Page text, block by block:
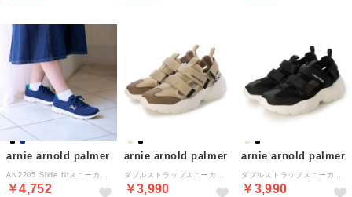
arnie arnold palmer
￥4,752
arnie arnold palmer
￥3,990
arnie arnold palmer
￥3,990